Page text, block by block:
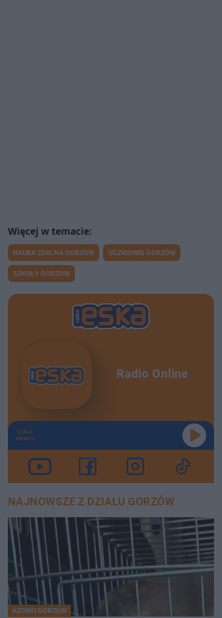
NAUKA ZDALNA GORZÓW UCZNIOWIE GORZÓW
SZKOŁY GORZÓW
Radio Online
TERAZ
GRAMY
NAJNOWSZE Z DZIAŁU GORZÓW
AZORKI GORZÓW